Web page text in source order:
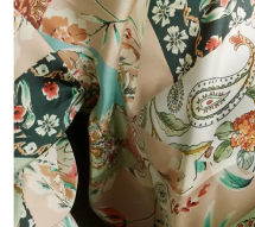
LUNA™
For young
LUNA™
For travel or
面部提拉
Premium
BEAR™
All premium
UFO™ 3
Red light
UFO™ 3
Portable
issa™ 4
Hybrid
issa™ 4
For ages 0-3
FAQ™ 101
Clinical
FAQ™
Advanced
FAQ™
LED mask
FAQ™
LED mask
生发
FAQ™
LED hair
FAQ™
Full-
NEW
中国
哥伦比亚
克罗地亚
塞浦路斯